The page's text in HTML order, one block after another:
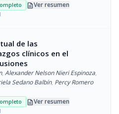
descriptionVer resumen
de las
clínicos en el
, Alexander Nelson Nieri Espinoza,
Sedano Balbín, Percy Romero
descriptionVer resumen